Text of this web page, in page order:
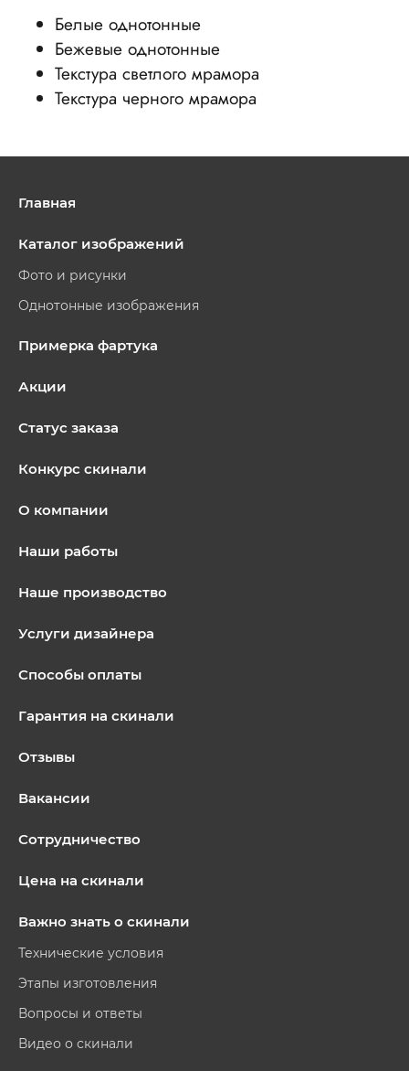
Белые однотонные
Бежевые однотонные
Текстура светлого мрамора
Текстура черного мрамора
Главная
Каталог изображений
Фото и рисунки
Однотонные изображения
Примерка фартука
Акции
Статус заказа
Конкурс скинали
О компании
Наши работы
Наше производство
Услуги дизайнера
Способы оплаты
Гарантия на скинали
Отзывы
Вакансии
Сотрудничество
Цена на скинали
Важно знать о скинали
Технические условия
Этапы изготовления
Вопросы и ответы
Видео о скинали